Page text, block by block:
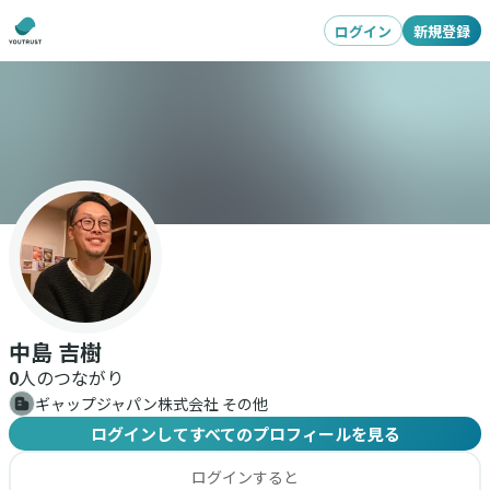
ログイン 新規登録
中島 吉樹
0人のつながり
ギャップジャパン株式会社 その他
ログインしてすべてのプロフィールを見る
ログインすると